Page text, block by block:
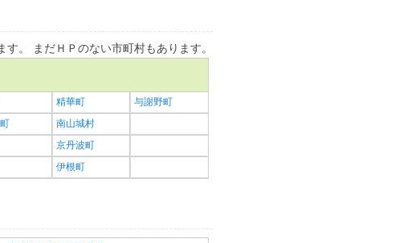
。 まだＨＰのない市町村もあります。
精華町
与謝野町
南山城村
京丹波町
伊根町